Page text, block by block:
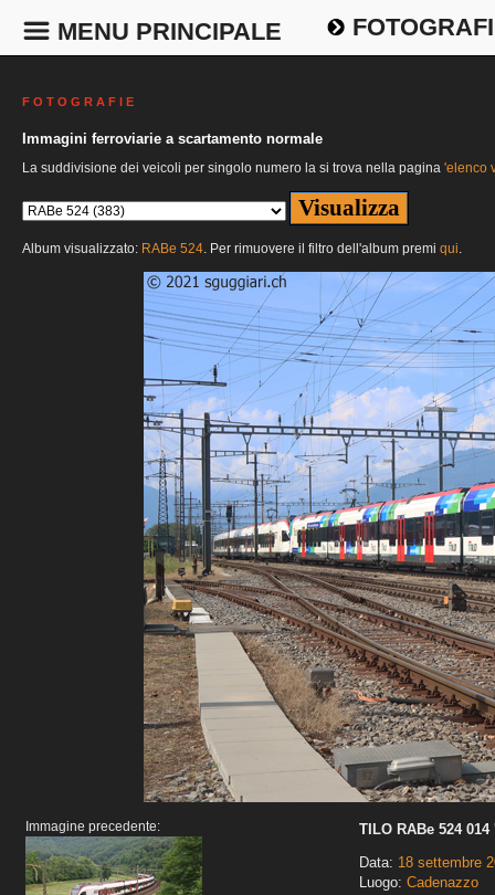
MENU PRINCIPALE
F O T O G R A F I E
Immagini ferroviarie a scartamento normale
La suddivisione dei veicoli per singolo numero la si trova nella pagina 'elenco
Album visualizzato: RABe 524. Per rimuovere il filtro dell'album premi qui.
Immagine precedente:
TILO RABe 524 014
Data: 18 settembre
Luogo: Cadenazzo